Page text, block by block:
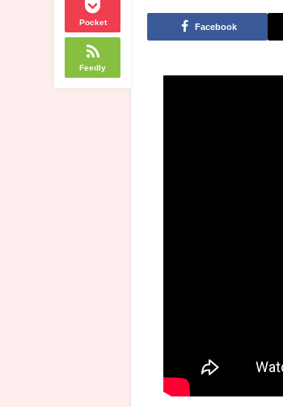
Pocket
Feedly
Facebook